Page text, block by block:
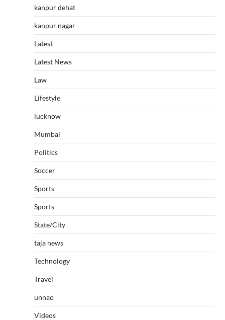
kanpur dehat
kanpur nagar
Latest
Latest News
Law
Lifestyle
lucknow
Mumbai
Politics
Soccer
Sports
Sports
State/City
taja news
Technology
Travel
unnao
Videos